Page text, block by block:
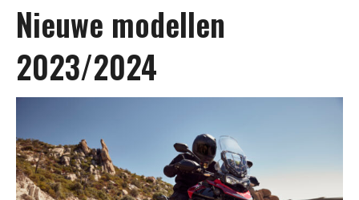
Nieuwe modellen
2023/2024